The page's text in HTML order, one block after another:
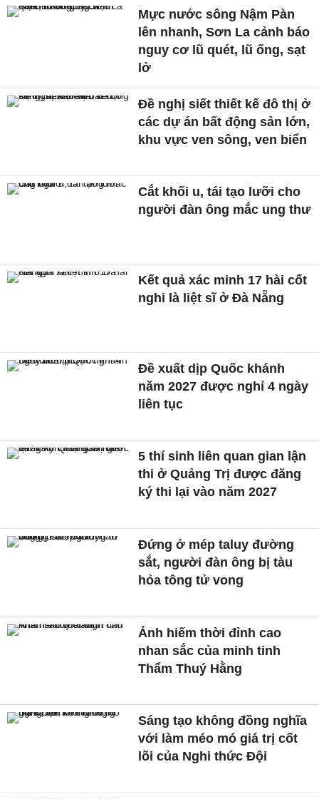
Mực nước sông Nậm Pàn
lên nhanh, Sơn La cảnh báo
nguy cơ lũ quét, lũ ống, sạt
lở
Đề nghị siết thiết kế đô thị ở
các dự án bất động sản lớn,
khu vực ven sông, ven biển
Cắt khối u, tái tạo lưỡi cho
người đàn ông mắc ung thư
Kết quả xác minh 17 hài cốt
nghi là liệt sĩ ở Đà Nẵng
Đề xuất dịp Quốc khánh
năm 2027 được nghỉ 4 ngày
liên tục
5 thí sinh liên quan gian lận
thi ở Quảng Trị được đăng
ký thi lại vào năm 2027
Đứng ở mép taluy đường
sắt, người đàn ông bị tàu
hỏa tông tử vong
Ảnh hiếm thời đỉnh cao
nhan sắc của minh tinh
Thẩm Thuý Hằng
Sáng tạo không đồng nghĩa
với làm méo mó giá trị cốt
lõi của Nghi thức Đội